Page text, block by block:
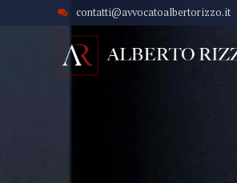
contatti@avvocatoalbertorizzo.it